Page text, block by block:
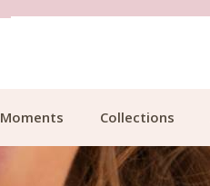
Moments Collections